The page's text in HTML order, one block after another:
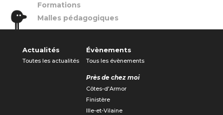
Formations
Malles pédagogiques
Actualités
Toutes les actualités
Évènements
Tous les évènements
Près de chez moi
Côtes-d'Armor
Finistère
Ille-et-Vilaine